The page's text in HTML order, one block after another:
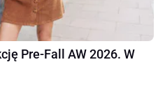
Pre-Fall AW 2026. W